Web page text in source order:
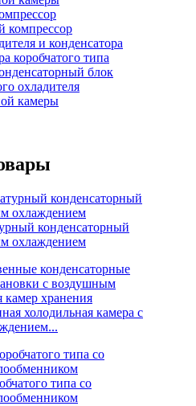
компрессор
и конденсатора
коробчатого типа
блок
охладителя
камеры
конденсаторный
охлаждением
холодильная камера с
типа со